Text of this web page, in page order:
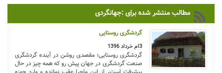
مطالب منتشر شده برای :جهانگردی
گردشگری روستایی
3ام خرداد 1396
گردشگری روستایی؛ مقصدی روشن در آینده گردشگری
صنعت گردشگری در جهان پیش رو که همه چیز در حال